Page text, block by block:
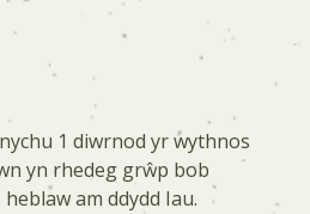
1 diwrnod yr wythnos
yn rhedeg grŵp bob
am ddydd Iau.